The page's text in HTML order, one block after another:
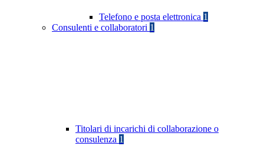
Telefono e posta elettronica 1
Consulenti e collaboratori 1
Titolari di incarichi di collaborazione o
consulenza 1